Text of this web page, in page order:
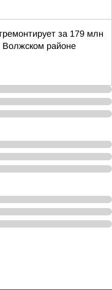
за 179 млн
Волжском районе